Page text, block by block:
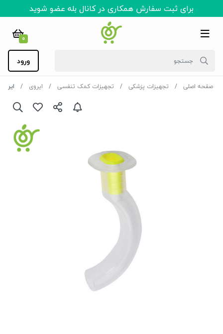
برای ثبت سفارش همکاری در کانال بله عضو شوید
0
ورود
صفحه اصلی تجهیزات پزشکی تجهیزات کمک تنفسی ایروی ایروی